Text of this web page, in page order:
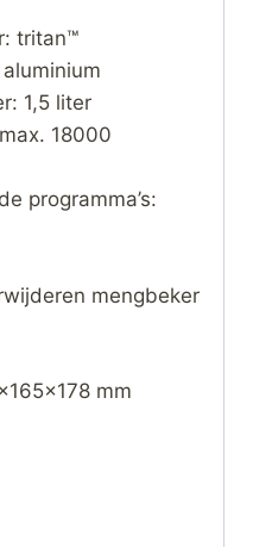
tritan™
1,5 liter
18000
programma’s:
mengbeker
mm